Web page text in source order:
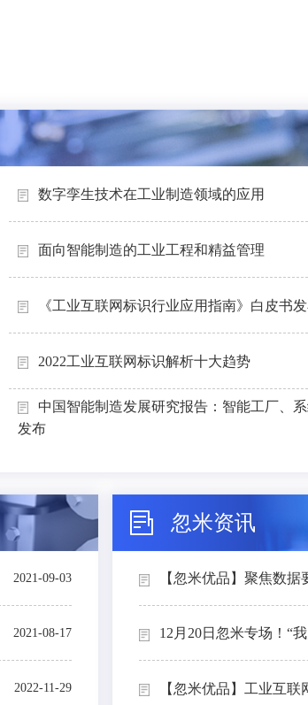
数字孪生技术在工业制造领域的应用
面向智能制造的工业工程和精益管理
《工业互联网标识行业应用指南》白皮书
2022工业互联网标识解析十大趋势
中国智能制造发展研究报告：智能工厂、
发布
2021-09-03
2021-08-17
2022-11-29
忽米资讯
【忽米优品】聚焦数
12月20日忽米专场！“
【忽米优品】工业互